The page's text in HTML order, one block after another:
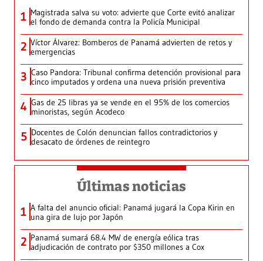
1 Magistrada salva su voto: advierte que Corte evitó analizar
el fondo de demanda contra la Policía Municipal
2 Víctor Álvarez: Bomberos de Panamá advierten de retos y
emergencias
3 Caso Pandora: Tribunal confirma detención provisional para
cinco imputados y ordena una nueva prisión preventiva
4 Gas de 25 libras ya se vende en el 95% de los comercios
minoristas, según Acodeco
5 Docentes de Colón denuncian fallos contradictorios y
desacato de órdenes de reintegro
Últimas noticias
1 A falta del anuncio oficial: Panamá jugará la Copa Kirin en
una gira de lujo por Japón
2 Panamá sumará 68.4 MW de energía eólica tras
adjudicación de contrato por $350 millones a Cox